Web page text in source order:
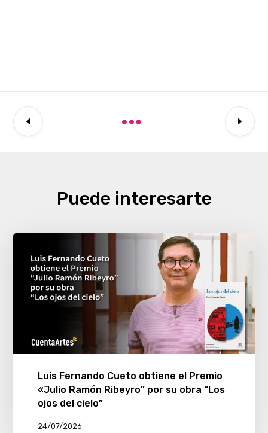
Puede interesarte
Luis Fernando Cueto obtiene el Premio
«Julio Ramón Ribeyro” por su obra “Los
ojos del cielo”
24/07/2026